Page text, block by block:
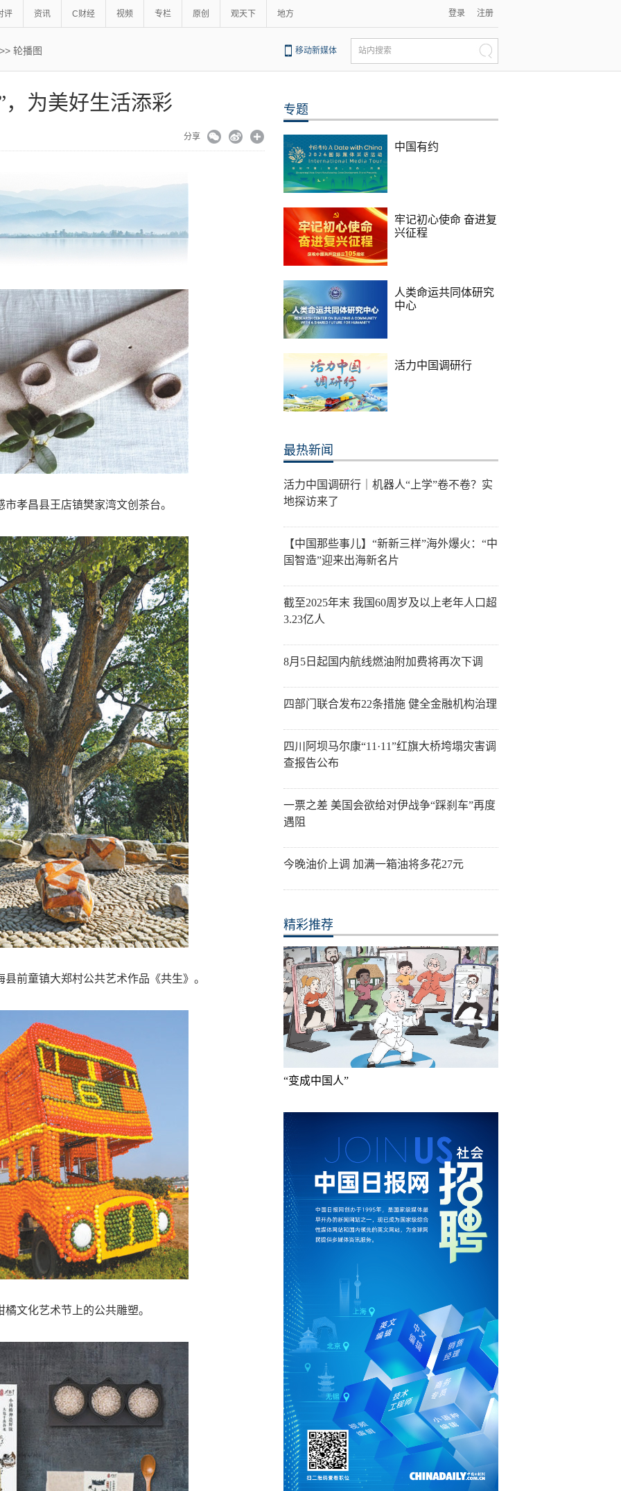
评 资讯 C财经 视频 专栏 原创 观天下 地方 登录 注册
轮播图 移动新媒体 站内搜索
，为美好生活添彩
分享
昌县王店镇樊家湾文创茶台。
童镇大郑村公共艺术作品《共生》。
化艺术节上的公共雕塑。
专题
中国有约
牢记初心使命 奋进复
兴征程
人类命运共同体研究
中心
活力中国调研行
最热新闻
活力中国调研行｜机器人“上学”卷不卷？实
地探访来了
【中国那些事儿】“新新三样”海外爆火：“中
国智造”迎来出海新名片
截至2025年末 我国60周岁及以上老年人口超
3.23亿人
8月5日起国内航线燃油附加费将再次下调
四部门联合发布22条措施 健全金融机构治理
四川阿坝马尔康“11·11”红旗大桥垮塌灾害调
查报告公布
一票之差 美国会欲给对伊战争“踩刹车”再度
遇阻
今晚油价上调 加满一箱油将多花27元
精彩推荐
“变成中国人”